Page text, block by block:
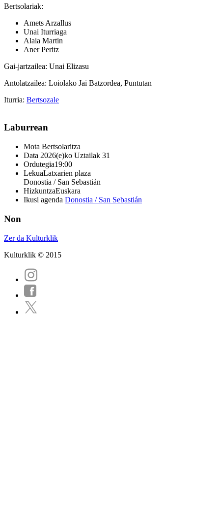
Bertsolariak:
Amets Arzallus
Unai Iturriaga
Alaia Martin
Aner Peritz
Gai-jartzailea: Unai Elizasu
Antolatzailea: Loiolako Jai Batzordea, Puntutan
Iturria: Bertsozale
Laburrean
Mota Bertsolaritza
Data 2026(e)ko Uztailak 31
Ordutegia19:00
LekuaLatxarien plaza
Donostia / San Sebastián
HizkuntzaEuskara
Ikusi agenda Donostia / San Sebastián
Non
Zer da Kulturklik
Kulturklik © 2015